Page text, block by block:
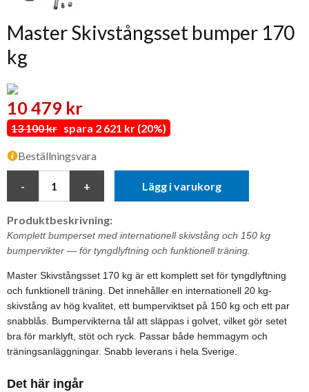
Master Skivstångsset bumper 170
kg
10 479 kr
13 100 kr spara 2 621 kr (20%)
Beställningsvara
Lägg i varukorg
Produktbeskrivning:
Komplett bumperset med internationell skivstång och 150 kg
bumpervikter — för tyngdlyftning och funktionell träning.
Master Skivstångsset 170 kg är ett komplett set för tyngdlyftning
och funktionell träning. Det innehåller en internationell 20 kg-
skivstång av hög kvalitet, ett bumperviktset på 150 kg och ett par
snabblås. Bumpervikterna tål att släppas i golvet, vilket gör setet
bra för marklyft, stöt och ryck. Passar både hemmagym och
träningsanläggningar. Snabb leverans i hela Sverige.
Det här ingår